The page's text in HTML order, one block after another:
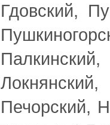
Гдовский,
Печорский,